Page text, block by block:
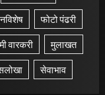
फोटो पंढरी
मी वारकरी मुलाखत
सेवाभाव